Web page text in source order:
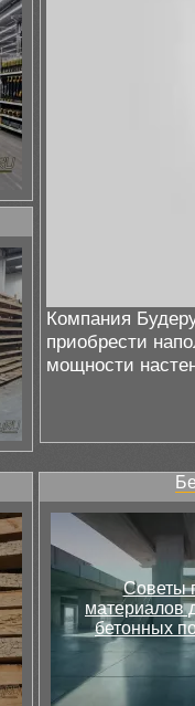
Компания
приобрести
мощности
Советы
материалов
бетонных